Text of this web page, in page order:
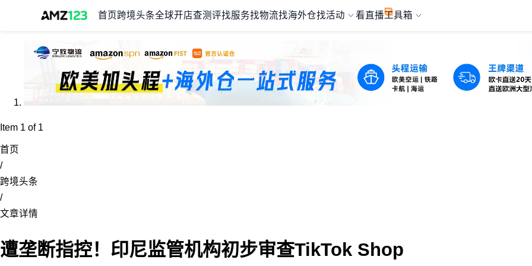
首页 跨境头条全球开店查测评找服务找物流找海外仓找活动 看直播工具箱
Item 1 of 1
首页
/
跨境头条
/
文章详情
遭垄断指控！印尼监管机构初步审查TikTok Shop